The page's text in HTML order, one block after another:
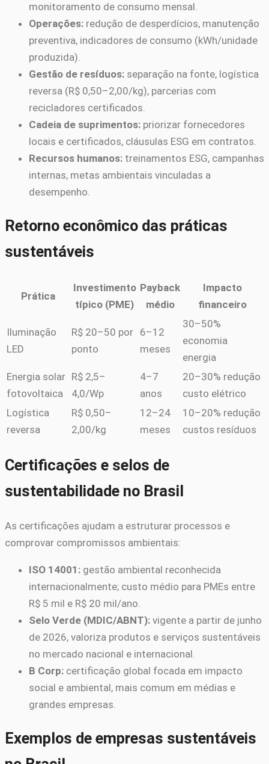
monitoramento de consumo mensal.
Operações: redução de desperdícios, manutenção
preventiva, indicadores de consumo (kWh/unidade
produzida).
Gestão de resíduos: separação na fonte, logística
reversa (R$ 0,50–2,00/kg), parcerias com
recicladores certificados.
Cadeia de suprimentos: priorizar fornecedores
locais e certificados, cláusulas ESG em contratos.
Recursos humanos: treinamentos ESG, campanhas
internas, metas ambientais vinculadas a
desempenho.
Retorno econômico das práticas
sustentáveis
Prática
Investimento
típico (PME)
Payback
médio
Impacto
financeiro
Iluminação
LED
R$ 20–50 por
ponto
6–12
meses
30–50%
economia
energia
Energia solar
fotovoltaica
R$ 2,5–
4,0/Wp
4–7
anos
20–30% redução
custo elétrico
Logística
reversa
R$ 0,50–
2,00/kg
12–24
meses
10–20% redução
custos resíduos
Certificações e selos de
sustentabilidade no Brasil
As certificações ajudam a estruturar processos e
comprovar compromissos ambientais:
ISO 14001: gestão ambiental reconhecida
internacionalmente; custo médio para PMEs entre
R$ 5 mil e R$ 20 mil/ano.
Selo Verde (MDIC/ABNT): vigente a partir de junho
de 2026, valoriza produtos e serviços sustentáveis
no mercado nacional e internacional.
B Corp: certificação global focada em impacto
social e ambiental, mais comum em médias e
grandes empresas.
Exemplos de empresas sustentáveis